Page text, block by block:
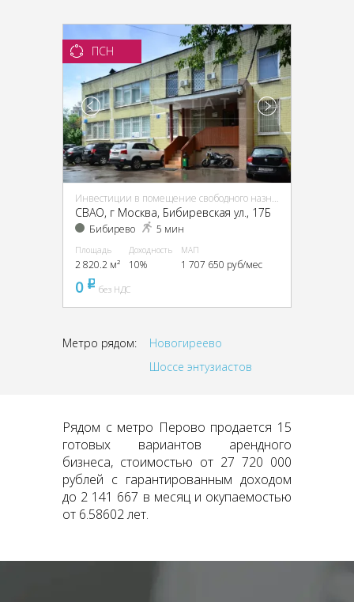
ПСН
Инвестиции в помещение свободного назначения (ПСН)
CВАО, г Москва, Бибиревская ул., 17Б
Бибирево 5 мин
Площадь
2 820.2 м²
Доходность
10%
МАП
1 707 650 руб/мес
0 pуббез НДС
Метро рядом:
Новогиреево
Шоссе энтузиастов
Рядом с метро Перово продается 15
готовых вариантов арендного
бизнеса, стоимостью от 27 720 000
рублей с гарантированным доходом
до 2 141 667 в месяц и окупаемостью
от 6.58602 лет.